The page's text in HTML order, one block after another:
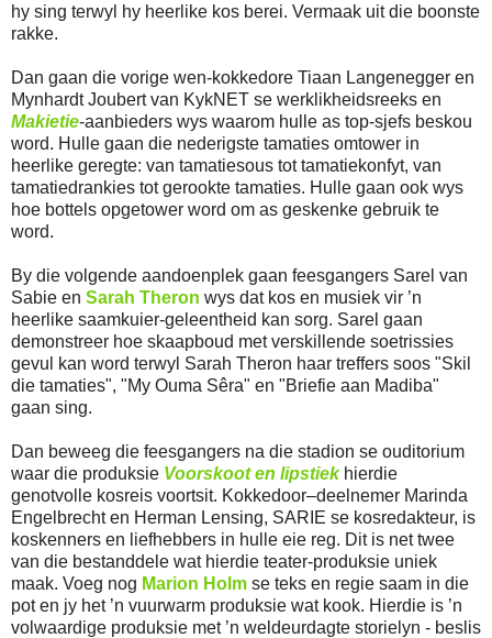
hy sing terwyl hy heerlike kos berei. Vermaak uit die boonste
rakke.
Dan gaan die vorige wen-kokkedore Tiaan Langenegger en
Mynhardt Joubert van KykNET se werklikheidsreeks en
Makietie-aanbieders wys waarom hulle as top-sjefs beskou
word. Hulle gaan die nederigste tamaties omtower in
heerlike geregte: van tamatiesous tot tamatiekonfyt, van
tamatiedrankies tot gerookte tamaties. Hulle gaan ook wys
hoe bottels opgetower word om as geskenke gebruik te
word.
By die volgende aandoenplek gaan feesgangers Sarel van
Sabie en Sarah Theron wys dat kos en musiek vir ’n
heerlike saamkuier-geleentheid kan sorg. Sarel gaan
demonstreer hoe skaapboud met verskillende soetrissies
gevul kan word terwyl Sarah Theron haar treffers soos "Skil
die tamaties", "My Ouma Sêra" en "Briefie aan Madiba"
gaan sing.
Dan beweeg die feesgangers na die stadion se ouditorium
waar die produksie Voorskoot en lipstiekhierdie
genotvolle kosreis voortsit. Kokkedoor–deelnemer Marinda
Engelbrecht en Herman Lensing, SARIE se kosredakteur, is
koskenners en liefhebbers in hulle eie reg. Dit is net twee
van die bestanddele wat hierdie teater-produksie uniek
maak. Voeg nog Marion Holm se teks en regie saam in die
pot en jy het ’n vuurwarm produksie wat kook. Hierdie is ’n
volwaardige produksie met ’n weldeurdagte storielyn - beslis